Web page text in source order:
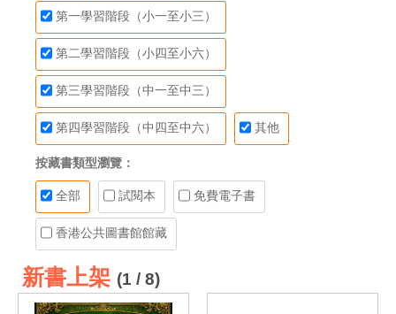
第一學習階段（小一至小三）
第二學習階段（小四至小六）
第三學習階段（中一至中三）
第四學習階段（中四至中六） 其他
按藏書類型瀏覽：
全部 試閱本 免費電子書
香港公共圖書館館藏
新書上架 (1 / 8)